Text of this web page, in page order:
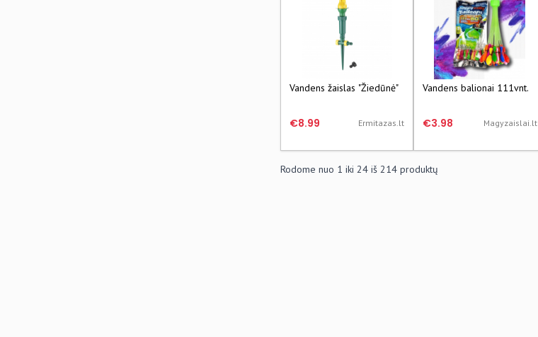
Vandens žaislas "Žiedūnė"
€8.99 Ermitazas.lt
Vandens balionai 111vnt.
€3.98 Magyzaislai.lt
Rodome nuo 1 iki 24 iš 214 produktų